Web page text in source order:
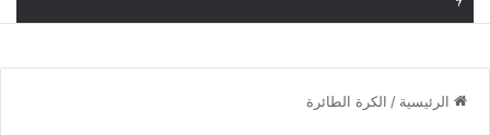
الرئيسية / الكرة الطائرة